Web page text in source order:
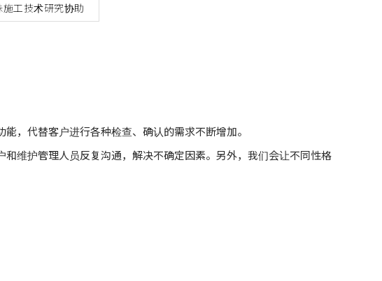
施工技术研究协助
，代替客户进行各种检查、确认的需求不断增加。
维护管理人员反复沟通，解决不确定因素。另外，我们会让不同性格